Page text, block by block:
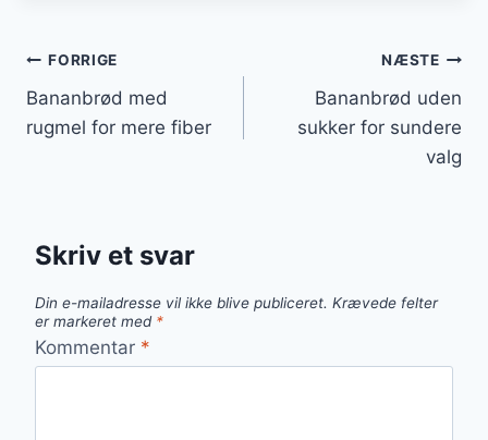
Indlægsnavigation
FORRIGE
Bananbrød med
rugmel for mere fiber
NÆSTE
Bananbrød uden
sukker for sundere
valg
Skriv et svar
Din e-mailadresse vil ikke blive publiceret. Krævede felter
er markeret med *
Kommentar *